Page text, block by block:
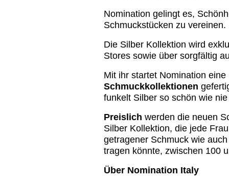
Nomination gelingt es,
Schmuckstücken zu vereinen.
Die Silber Kollektion wird
Stores sowie über sorgfältig
Mit ihr startet Nomination eine
Schmuckkollektionen
funkelt Silber so schön wie
Preislich werden die neuen
Silber Kollektion, die jede
getragener Schmuck wie
tragen könnte, zwischen 100
Über Nomination Italy